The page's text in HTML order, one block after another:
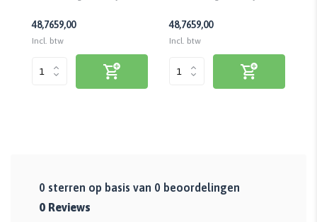
48,7659,00
Incl. btw
48,7659,00
Incl. btw
0 sterren op basis van 0 beoordelingen
0 Reviews